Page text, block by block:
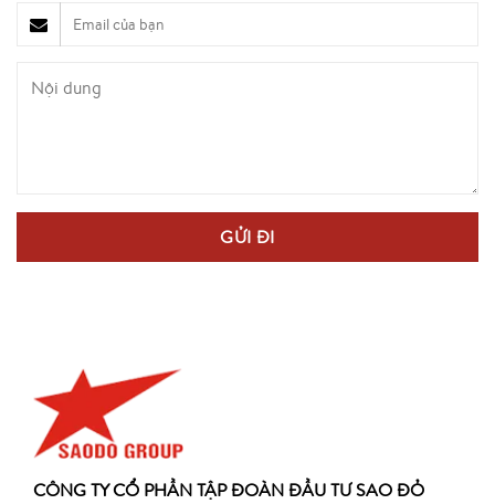
CÔNG TY CỔ PHẦN TẬP ĐOÀN ĐẦU TƯ SAO ĐỎ